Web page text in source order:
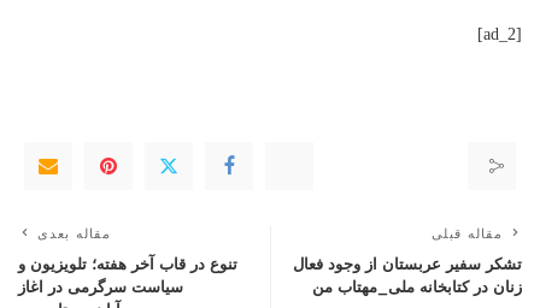
[ad_2]
مقاله قبلی
تشکر سفیر عربستان از وجود فعال
زنان در کتابخانه ملی_مهتاب من
مقاله بعدی
تنوع در قاب آخر هفته؛ تلویزیون و
سیاست سرگرمی در اغاز